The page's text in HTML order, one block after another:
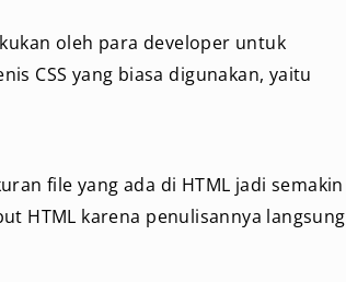
oleh para developer untuk
CSS yang biasa digunakan, yaitu
file yang ada di HTML jadi semakin
HTML karena penulisannya langsung